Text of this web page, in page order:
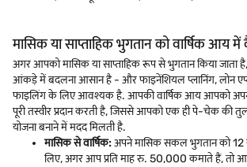
मासिक या साप्ताहिक भुगतान को वार्षिक आय
अगर आपको मासिक या साप्ताहिक रूप से भुगतान किया जाता
आंकड़े में बदलना आसान है - और फाइनेंशियल प्लानिंग, लोन
फाइलिंग के लिए आवश्यक है. आपकी वार्षिक आय आपको
पूरी तस्वीर प्रदान करती है, जिससे आपको एक ही पे-चेक की
योजना बनाने में मदद मिलती है.
मासिक से वार्षिक:अपने मासिक सकल भुगतान को
लिए, अगर आप प्रति माह रु. 50,000 कमाते हैं, तो